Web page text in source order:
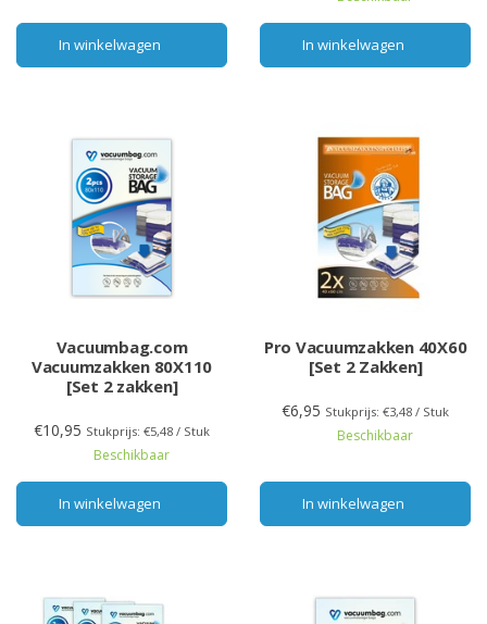
In winkelwagen In winkelwagen
Vacuumbag.com
Vacuumzakken 80X110
[Set 2 zakken]
€10,95 Stukprijs: €5,48 / Stuk
Beschikbaar
In winkelwagen
Pro Vacuumzakken 40X60
[Set 2 Zakken]
€6,95 Stukprijs: €3,48 / Stuk
Beschikbaar
In winkelwagen